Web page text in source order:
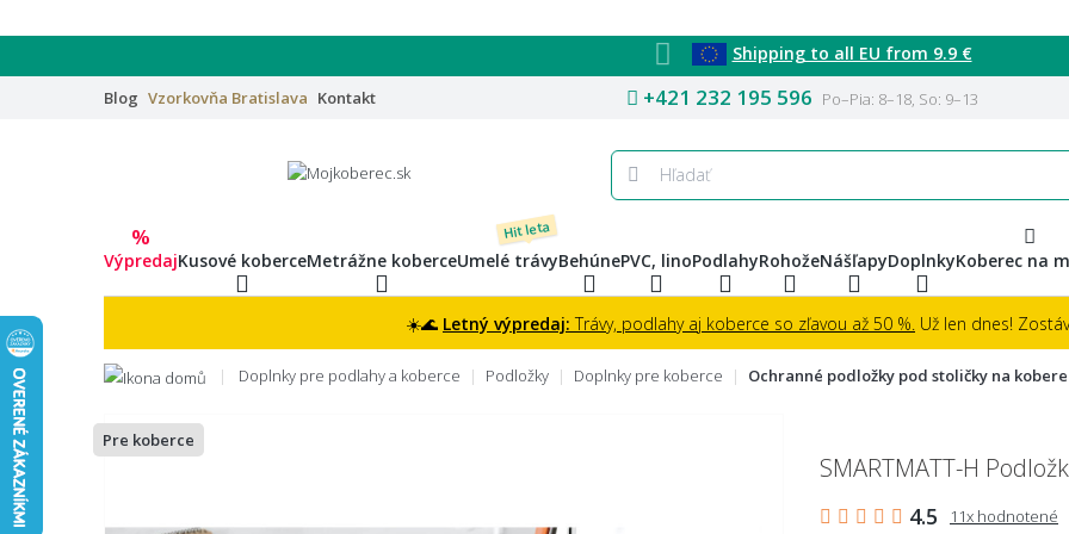
Shipping to all EU from 9.9 €
Blog Vzorkovňa Bratislava Kontakt +421 232 195 596 Po–Pia: 8–18, So: 9–13
%
VýpredajKusové koberceMetrážne koberce
Hit leta
Umelé trávyBehúnePVC, linoPodlahyRohožeNášľapyDoplnkyKoberec na
☀️🌊 Letný výpredaj: Trávy, podlahy aj koberce so zľavou až 50 %. Už len dnes!
Doplnky pre podlahy a koberce Podložky Doplnky pre koberce Ochranné podložky pod stoličky na
Pre koberce
SMARTMATT-H
4.5 11x hodnotené